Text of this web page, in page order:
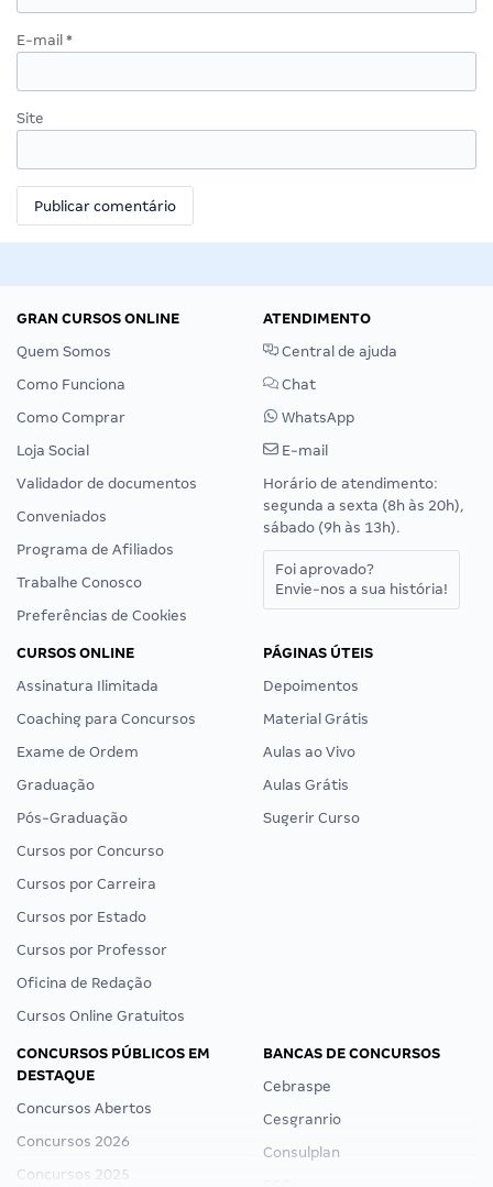
E-mail *
Site
GRAN CURSOS ONLINE
Quem Somos
Como Funciona
Como Comprar
Loja Social
Validador de documentos
Conveniados
Programa de Afiliados
Trabalhe Conosco
Preferências de Cookies
ATENDIMENTO
Central de ajuda
Chat
WhatsApp
E-mail
Horário de atendimento:
segunda a sexta (8h às 20h),
sábado (9h às 13h).
Foi aprovado?
Envie-nos a sua história!
CURSOS ONLINE
Assinatura Ilimitada
Coaching para Concursos
Exame de Ordem
Graduação
Pós-Graduação
Cursos por Concurso
Cursos por Carreira
Cursos por Estado
Cursos por Professor
Oficina de Redação
Cursos Online Gratuitos
PÁGINAS ÚTEIS
Depoimentos
Material Grátis
Aulas ao Vivo
Aulas Grátis
Sugerir Curso
CONCURSOS PÚBLICOS EM
DESTAQUE
Concursos Abertos
Concursos 2026
Concursos 2025
BANCAS DE CONCURSOS
Cebraspe
Cesgranrio
Consulplan